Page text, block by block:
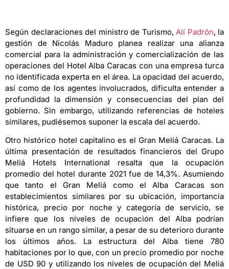
Según declaraciones del ministro de Turismo, Alí Padrón, la
gestión de Nicolás Maduro planea realizar una alianza
comercial para la administración y comercialización de las
operaciones del Hotel Alba Caracas con una empresa turca
no identificada experta en el área. La opacidad del acuerdo,
así como de los agentes involucrados, dificulta entender a
profundidad la dimensión y consecuencias del plan del
gobierno. Sin embargo, utilizando referencias de hoteles
similares, pudiésemos suponer la escala del acuerdo.
Otro histórico hotel capitalino es el Gran Meliá Caracas. La
última presentación de resultados financieros del Grupo
Meliá Hotels International resalta que la ocupación
promedio del hotel durante 2021 fue de 14,3%. Asumiendo
que tanto el Gran Meliá como el Alba Caracas son
establecimientos similares por su ubicación, importancia
histórica, precio por noche y categoría de servicio, se
infiere que los niveles de ocupación del Alba podrían
situarse en un rango similar, a pesar de su deterioro durante
los últimos años. La estructura del Alba tiene 780
habitaciones por lo que, con un precio promedio por noche
de USD 90 y utilizando los niveles de ocupación del Meliá